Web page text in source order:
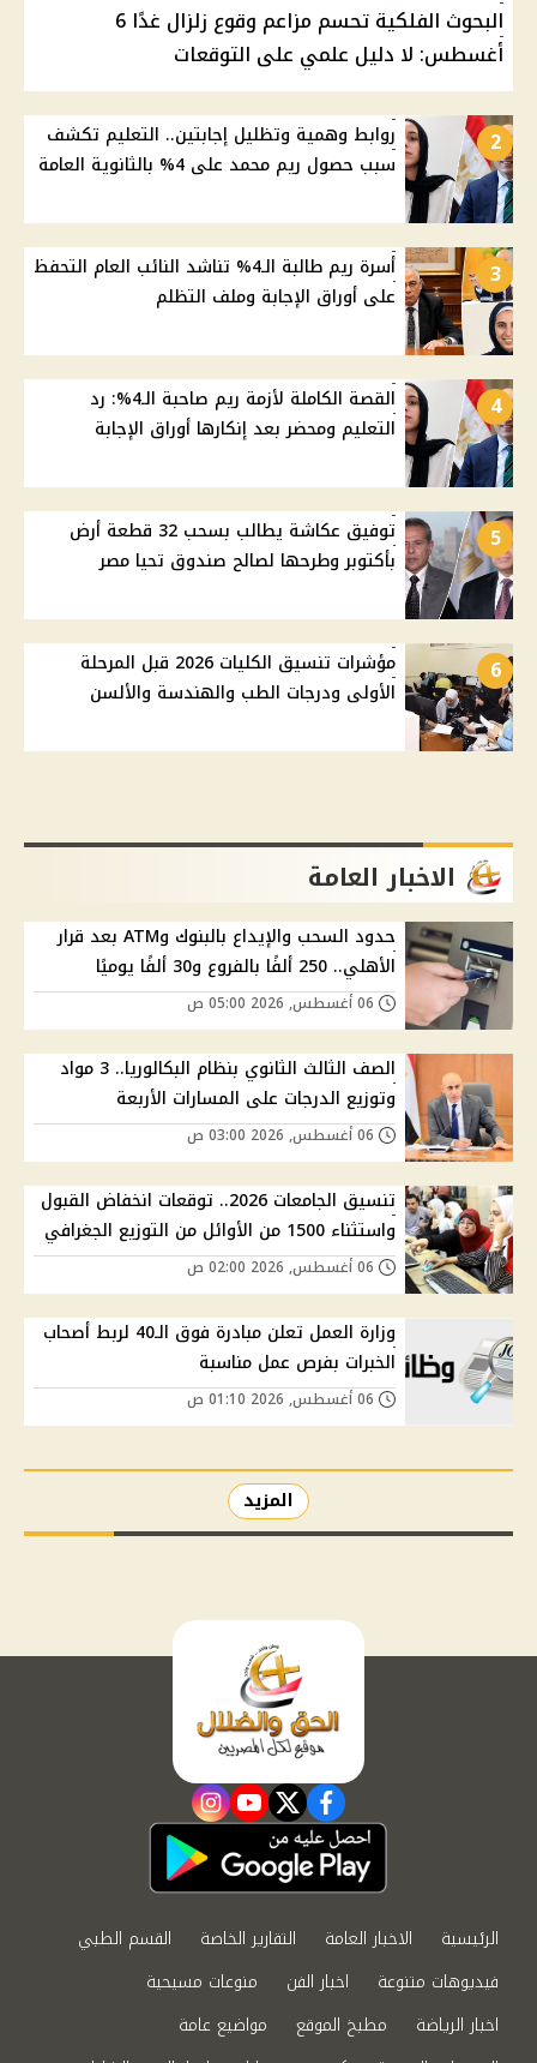
البحوث الفلكية تحسم مزاعم وقوع زلزال غدًا 6
أغسطس: لا دليل علمي على التوقعات
2
روابط وهمية وتظليل إجابتين.. التعليم تكشف
سبب حصول ريم محمد على 4% بالثانوية العامة
3
أسرة ريم طالبة الـ4% تناشد النائب العام التحفظ
على أوراق الإجابة وملف التظلم
4
القصة الكاملة لأزمة ريم صاحبة الـ4%: رد
التعليم ومحضر بعد إنكارها أوراق الإجابة
5
توفيق عكاشة يطالب بسحب 32 قطعة أرض
بأكتوبر وطرحها لصالح صندوق تحيا مصر
6
مؤشرات تنسيق الكليات 2026 قبل المرحلة
الأولى ودرجات الطب والهندسة والألسن
الاخبار العامة
حدود السحب والإيداع بالبنوك وATM بعد قرار
الأهلي.. 250 ألفًا بالفروع و30 ألفًا يوميًا
الصف الثالث الثانوي بنظام البكالوريا.. 3 مواد
وتوزيع الدرجات على المسارات الأربعة
تنسيق الجامعات 2026.. توقعات انخفاض القبول
واستثناء 1500 من الأوائل من التوزيع الجغرافي
وزارة العمل تعلن مبادرة فوق الـ40 لربط أصحاب
الخبرات بفرص عمل مناسبة
المزيد
facebook
twitter
youtube
instagram
الرئيسية الاخبار العامة التقارير الخاصة
القسم الطبي
فيديوهات متنوعة
اخبار الفن
منوعات مسيحية
اخبار الرياضة
مطبخ الموقع
مواضيع عامة